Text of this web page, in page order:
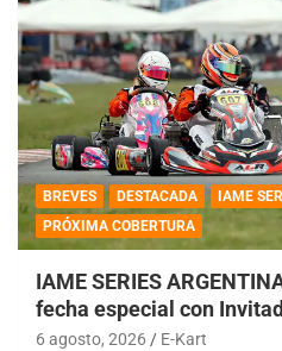
BREVES DESTACADA
IAME
PRÓXIMA COBERTURA
IAME SERIES
fecha especial con
6 agosto, 2026 E-Kart